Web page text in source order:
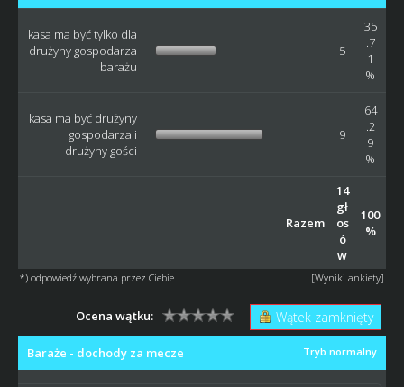
kasa ma być tylko dla
drużyny gospodarza
barażu
5
35
.7
1
%
kasa ma być drużyny
gospodarza i
drużyny gości
9
64
.2
9
%
Razem
14
gł
os
ó
w
100
%
*) odpowiedź wybrana przez Ciebie [Wyniki ankiety]
Wątek zamknięty
Ocena wątku:
Tryb normalny
Baraże - dochody za mecze